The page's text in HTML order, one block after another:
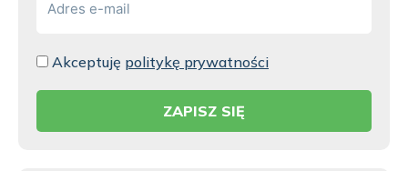
mail*
Akceptuję politykę prywatności
ZAPISZ SIĘ